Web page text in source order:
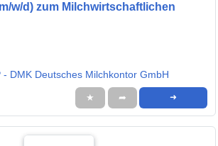
w/d) zum Milchwirtschaftlichen
- DMK Deutsches Milchkontor GmbH
★ ➦ ➜